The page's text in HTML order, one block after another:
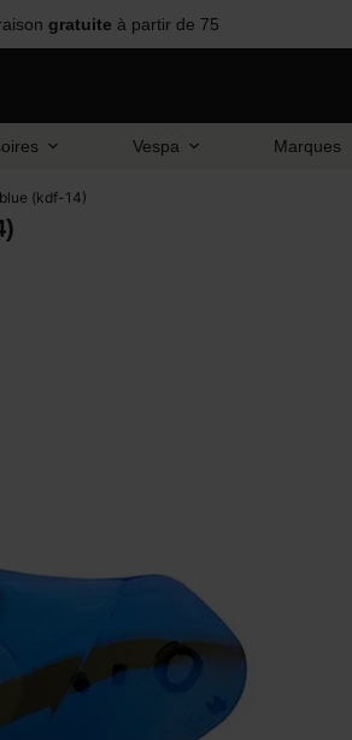
gratuite à partir de 75
Vespa Marques
(kdf-14)